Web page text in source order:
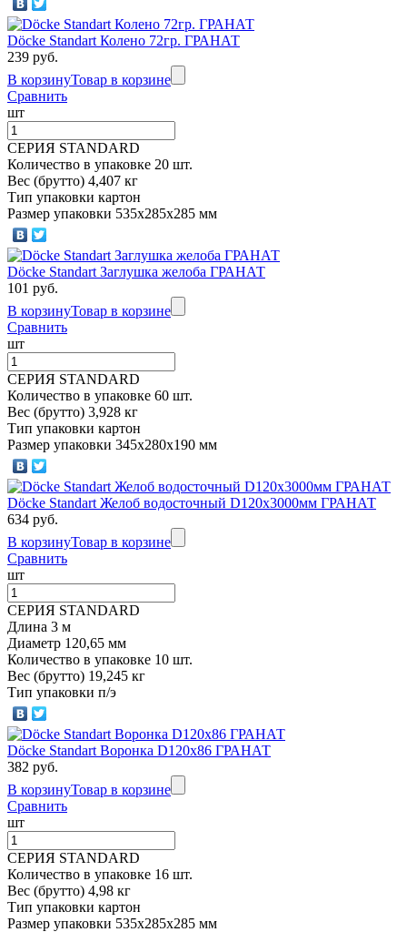
Döcke Standart Колено 72гр. ГРАНАТ
239 руб.
В корзинуТовар в корзине
Сравнить
шт
СЕРИЯ STANDARD
Количество в упаковке 20 шт.
Вес (брутто) 4,407 кг
Тип упаковки картон
Размер упаковки 535х285х285 мм
Döcke Standart Заглушка желоба ГРАНАТ
101 руб.
В корзинуТовар в корзине
Сравнить
шт
СЕРИЯ STANDARD
Количество в упаковке 60 шт.
Вес (брутто) 3,928 кг
Тип упаковки картон
Размер упаковки 345х280х190 мм
Döcke Standart Желоб водосточный D120х3000мм ГРАНАТ
634 руб.
В корзинуТовар в корзине
Сравнить
шт
СЕРИЯ STANDARD
Длина 3 м
Диаметр 120,65 мм
Количество в упаковке 10 шт.
Вес (брутто) 19,245 кг
Тип упаковки п/э
Döcke Standart Воронка D120x86 ГРАНАТ
382 руб.
В корзинуТовар в корзине
Сравнить
шт
СЕРИЯ STANDARD
Количество в упаковке 16 шт.
Вес (брутто) 4,98 кг
Тип упаковки картон
Размер упаковки 535х285х285 мм